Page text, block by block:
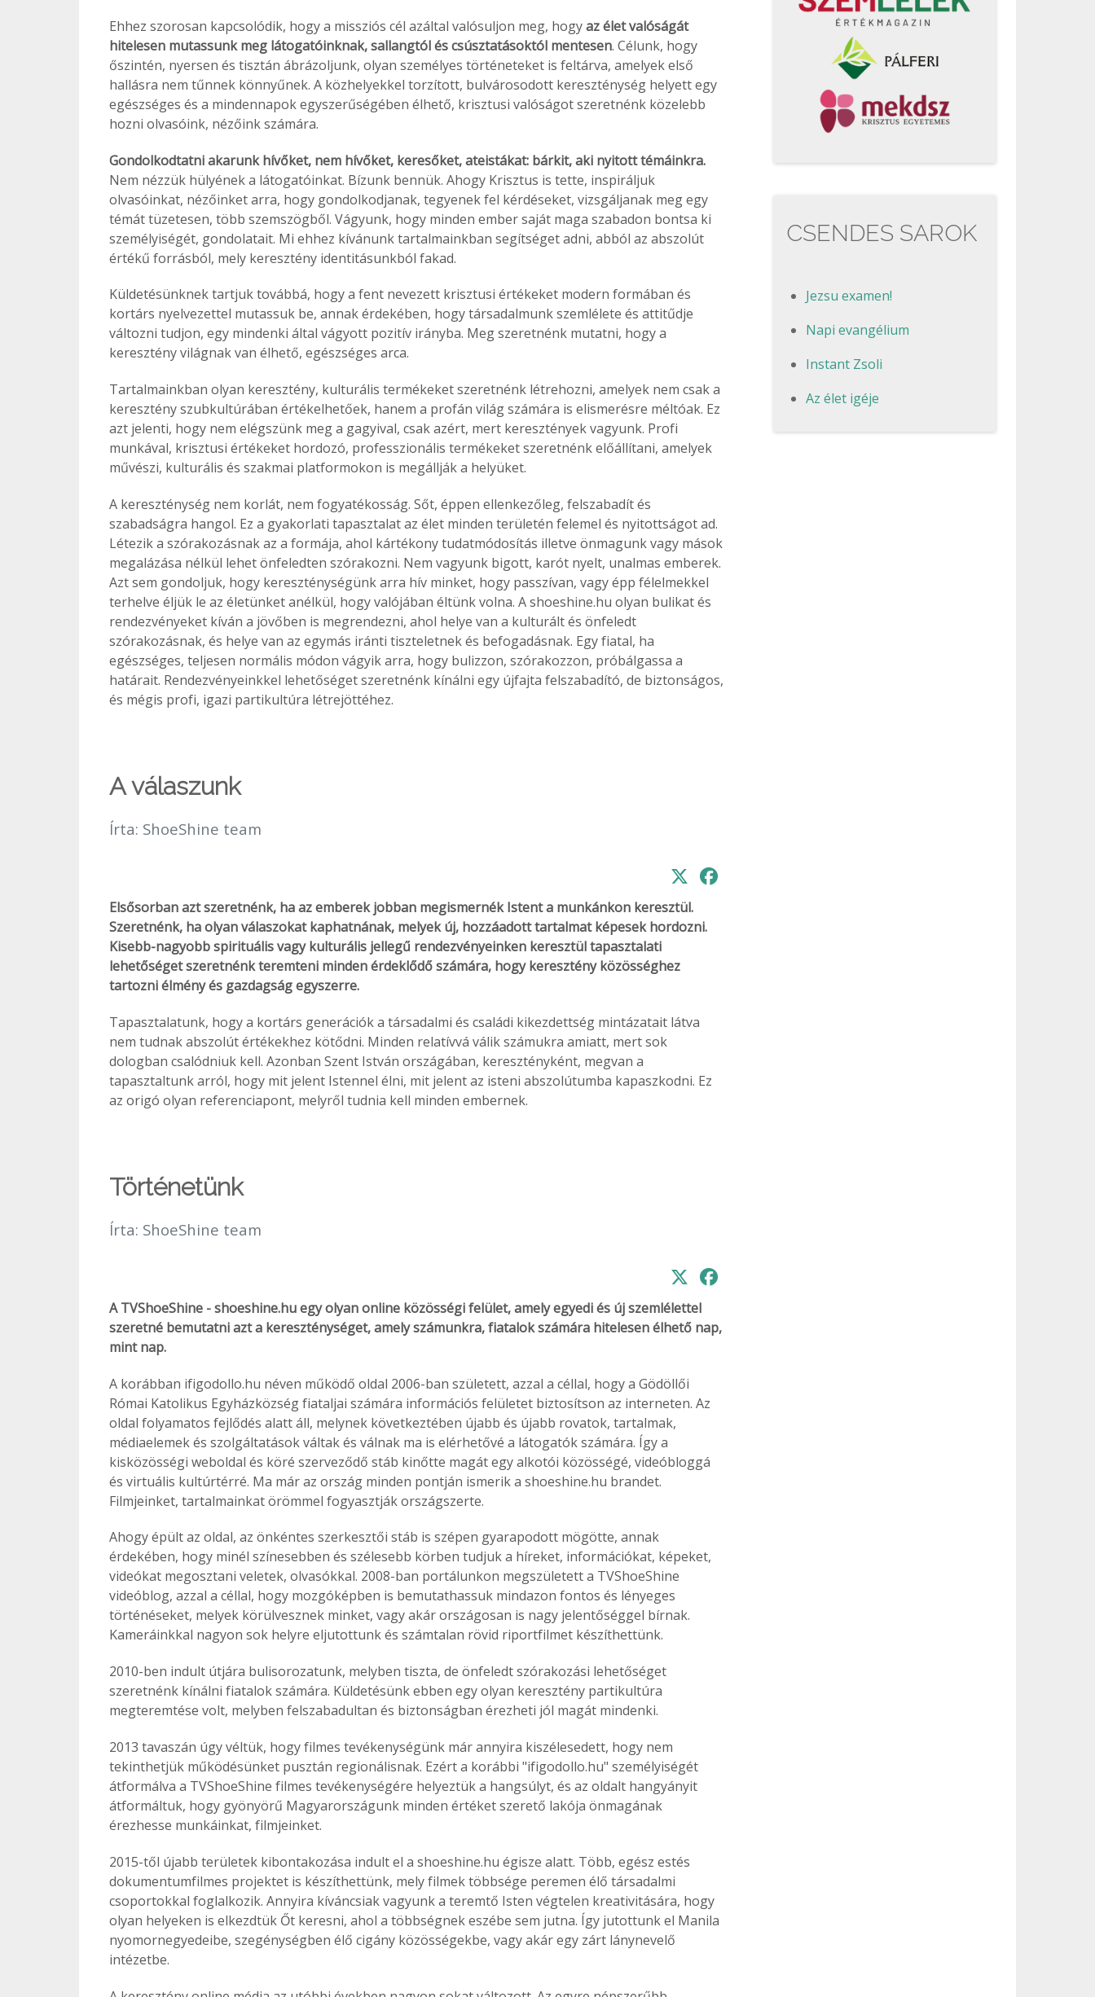
Ehhez szorosan kapcsolódik, hogy a missziós cél azáltal valósuljon meg, hogyaz élet valóságát
hitelesen mutassunk meg látogatóinknak, sallangtól és csúsztatásoktól mentesen. Célunk, hogy
őszintén, nyersen és tisztán ábrázoljunk, olyan személyes történeteket is feltárva, amelyek első
hallásra nem tűnnek könnyűnek. A közhelyekkel torzított, bulvárosodott kereszténység helyett egy
egészséges és a mindennapok egyszerűségében élhető, krisztusi valóságot szeretnénk közelebb
hozni olvasóink, nézőink számára.
Gondolkodtatni akarunk hívőket, nem hívőket, keresőket, ateistákat: bárkit, aki nyitott témáinkra.
Nem nézzük hülyének a látogatóinkat. Bízunk bennük. Ahogy Krisztus is tette, inspiráljuk
olvasóinkat, nézőinket arra, hogy gondolkodjanak, tegyenek fel kérdéseket, vizsgáljanak meg egy
témát tüzetesen, több szemszögből. Vágyunk, hogy minden ember saját maga szabadon bontsa ki
személyiségét, gondolatait. Mi ehhez kívánunk tartalmainkban segítséget adni, abból az abszolút
értékű forrásból, mely keresztény identitásunkból fakad.
Küldetésünknek tartjuk továbbá, hogy a fent nevezett krisztusi értékeket modern formában és
kortárs nyelvezettel mutassuk be, annak érdekében, hogy társadalmunk szemlélete és attitűdje
változni tudjon, egy mindenki által vágyott pozitív irányba. Meg szeretnénk mutatni, hogy a
keresztény világnak van élhető, egészséges arca.
Tartalmainkban olyan keresztény, kulturális termékeket szeretnénk létrehozni, amelyek nem csak a
keresztény szubkultúrában értékelhetőek, hanem a profán világ számára is elismerésre méltóak. Ez
azt jelenti, hogy nem elégszünk meg a gagyival, csak azért, mert keresztények vagyunk. Profi
munkával, krisztusi értékeket hordozó, professzionális termékeket szeretnénk előállítani, amelyek
művészi, kulturális és szakmai platformokon is megállják a helyüket.
A kereszténység nem korlát, nem fogyatékosság. Sőt, éppen ellenkezőleg, felszabadít és
szabadságra hangol. Ez a gyakorlati tapasztalat az élet minden területén felemel és nyitottságot ad.
Létezik a szórakozásnak az a formája, ahol kártékony tudatmódosítás illetve önmagunk vagy mások
megalázása nélkül lehet önfeledten szórakozni. Nem vagyunk bigott, karót nyelt, unalmas emberek.
Azt sem gondoljuk, hogy kereszténységünk arra hív minket, hogy passzívan, vagy épp félelmekkel
terhelve éljük le az életünket anélkül, hogy valójában éltünk volna. A shoeshine.hu olyan bulikat és
rendezvényeket kíván a jövőben is megrendezni, ahol helye van a kulturált és önfeledt
szórakozásnak, és helye van az egymás iránti tiszteletnek és befogadásnak. Egy fiatal, ha
egészséges, teljesen normális módon vágyik arra, hogy bulizzon, szórakozzon, próbálgassa a
határait. Rendezvényeinkkel lehetőséget szeretnénk kínálni egy újfajta felszabadító, de biztonságos,
és mégis profi, igazi partikultúra létrejöttéhez.
A válaszunk
Írta: ShoeShine team
Elsősorban azt szeretnénk, ha az emberek jobban megismernék Istent a munkánkon keresztül.
Szeretnénk, ha olyan válaszokat kaphatnának, melyek új, hozzáadott tartalmat képesek hordozni.
Kisebb-nagyobb spirituális vagy kulturális jellegű rendezvényeinken keresztül tapasztalati
lehetőséget szeretnénk teremteni minden érdeklődő számára, hogy keresztény közösséghez
tartozni élmény és gazdagság egyszerre.
Tapasztalatunk, hogy a kortárs generációk a társadalmi és családi kikezdettség mintázatait látva
nem tudnak abszolút értékekhez kötődni. Minden relatívvá válik számukra amiatt, mert sok
dologban csalódniuk kell. Azonban Szent István országában, keresztényként, megvan a
tapasztaltunk arról, hogy mit jelent Istennel élni, mit jelent az isteni abszolútumba kapaszkodni. Ez
az origó olyan referenciapont, melyről tudnia kell minden embernek.
Történetünk
Írta: ShoeShine team
A TVShoeShine - shoeshine.hu egy olyan online közösségi felület, amely egyedi és új szemlélettel
szeretné bemutatni azt a kereszténységet, amely számunkra, fiatalok számára hitelesen élhető nap,
mint nap.
A korábban ifigodollo.hu néven működő oldal 2006-ban született, azzal a céllal, hogy a Gödöllői
Római Katolikus Egyházközség fiataljai számára információs felületet biztosítson az interneten. Az
oldal folyamatos fejlődés alatt áll, melynek következtében újabb és újabb rovatok, tartalmak,
médiaelemek és szolgáltatások váltak és válnak ma is elérhetővé a látogatók számára. Így a
kisközösségi weboldal és köré szerveződő stáb kinőtte magát egy alkotói közösségé, videóbloggá
és virtuális kultúrtérré. Ma már az ország minden pontján ismerik a shoeshine.hu brandet.
Filmjeinket, tartalmainkat örömmel fogyasztják országszerte.
Ahogy épült az oldal, az önkéntes szerkesztői stáb is szépen gyarapodott mögötte, annak
érdekében, hogy minél színesebben és szélesebb körben tudjuk a híreket, információkat, képeket,
videókat megosztani veletek, olvasókkal. 2008-ban portálunkon megszületett a TVShoeShine
videóblog, azzal a céllal, hogy mozgóképben is bemutathassuk mindazon fontos és lényeges
történéseket, melyek körülvesznek minket, vagy akár országosan is nagy jelentőséggel bírnak.
Kameráinkkal nagyon sok helyre eljutottunk és számtalan rövid riportfilmet készíthettünk.
2010-ben indult útjára bulisorozatunk, melyben tiszta, de önfeledt szórakozási lehetőséget
szeretnénk kínálni fiatalok számára. Küldetésünk ebben egy olyan keresztény partikultúra
megteremtése volt, melyben felszabadultan és biztonságban érezheti jól magát mindenki.
2013 tavaszán úgy véltük, hogy filmes tevékenységünk már annyira kiszélesedett, hogy nem
tekinthetjük működésünket pusztán regionálisnak. Ezért a korábbi "ifigodollo.hu" személyiségét
átformálva a TVShoeShine filmes tevékenységére helyeztük a hangsúlyt, és az oldalt hangyányit
átformáltuk, hogy gyönyörű Magyarországunk minden értéket szerető lakója önmagának
érezhesse munkáinkat, filmjeinket.
2015-től újabb területek kibontakozása indult el a shoeshine.hu égisze alatt. Több, egész estés
dokumentumfilmes projektet is készíthettünk, mely filmek többsége peremen élő társadalmi
csoportokkal foglalkozik. Annyira kíváncsiak vagyunk a teremtő Isten végtelen kreativitására, hogy
olyan helyeken is elkezdtük Őt keresni, ahol a többségnek eszébe sem jutna. Így jutottunk el Manila
nyomornegyedeibe, szegénységben élő cigány közösségekbe, vagy akár egy zárt lánynevelő
intézetbe.
CSENDES SAROK
Jezsu examen!
Napi evangélium
Instant Zsoli
Az élet igéje